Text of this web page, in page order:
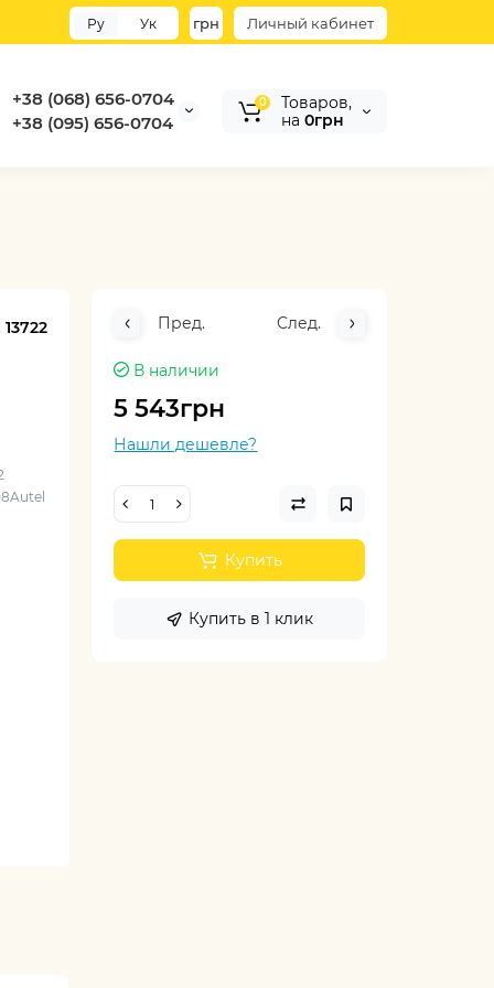
Личный кабинет
грн
Ру Ук
+38 (068) 656-0704
+38 (095) 656-0704
0
Товаров,
на 0грн
13722 Пред. След.
В наличии
5 543грн
Нашли дешевле?
Купить
Купить в 1 клик